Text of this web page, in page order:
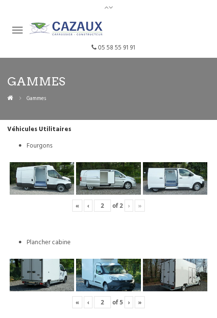
05 58 55 91 91
GAMMES
Gammes
Véhicules Utilitaires
Fourgons
« ‹ of2 › »
Plancher cabine
« ‹ of5 › »